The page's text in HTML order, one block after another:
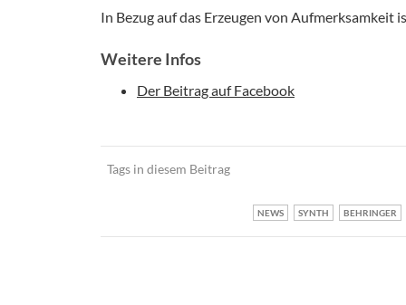
In Bezug auf das Erzeugen von Aufmerksamkeit
Weitere Infos
Der Beitrag auf Facebook
Tags in diesem Beitrag
NEWS SYNTH BEHRINGER